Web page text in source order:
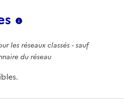
les réseaux classés - sauf
du réseau